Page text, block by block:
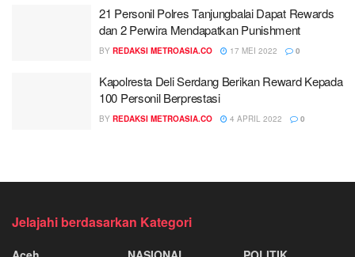
21 Personil Polres Tanjungbalai Dapat Rewards
dan 2 Perwira Mendapatkan Punishment
BY REDAKSI METROASIA.CO 17 MEI 2022 0
Kapolresta Deli Serdang Berikan Reward Kepada
100 Personil Berprestasi
BY REDAKSI METROASIA.CO 4 APRIL 2022 0
Jelajahi berdasarkan Kategori